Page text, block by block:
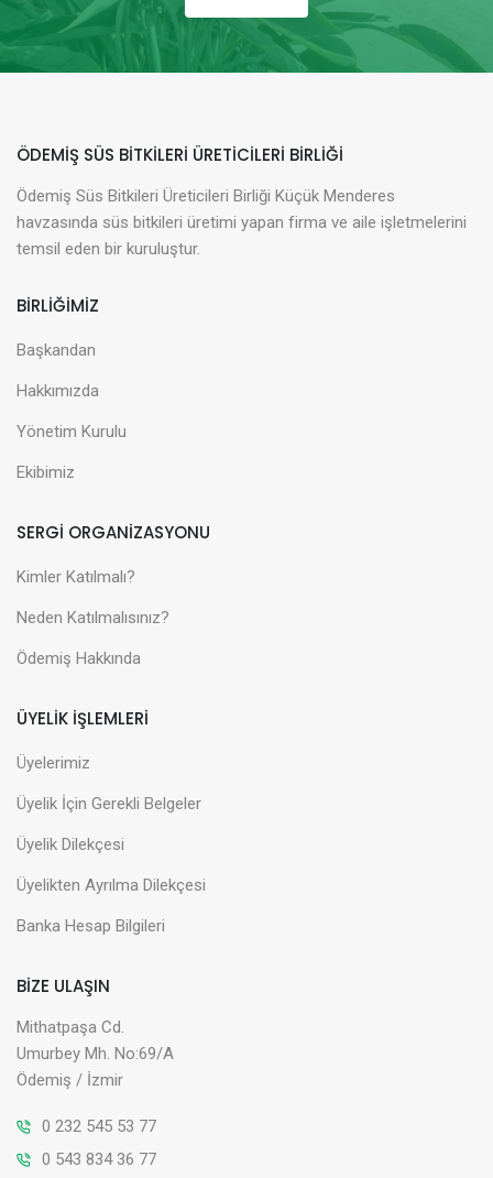
ÖDEMIŞ SÜS BITKILERI ÜRETICILERI BIRLIĞI
Ödemiş Süs Bitkileri Üreticileri Birliği Küçük Menderes
havzasında süs bitkileri üretimi yapan firma ve aile işletmelerini
temsil eden bir kuruluştur.
BİRLİĞİMİZ
Başkandan
Hakkımızda
Yönetim Kurulu
Ekibimiz
SERGİ ORGANİZASYONU
Kimler Katılmalı?
Neden Katılmalısınız?
Ödemiş Hakkında
ÜYELİK İŞLEMLERİ
Üyelerimiz
Üyelik İçin Gerekli Belgeler
Üyelik Dilekçesi
Üyelikten Ayrılma Dilekçesi
Banka Hesap Bilgileri
BİZE ULAŞIN
Mithatpaşa Cd.
Umurbey Mh. No:69/A
Ödemiş / İzmir
0 232 545 53 77
0 543 834 36 77